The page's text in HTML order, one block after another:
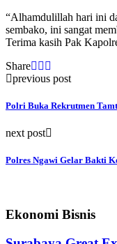
“Alhamdulillah hari ini
sembako, ini sangat
Terima kasih Pak
Share
previous post
Polri Buka Rekrutmen
next post
Polres Ngawi Gelar Bakti
Ekonomi Bisnis